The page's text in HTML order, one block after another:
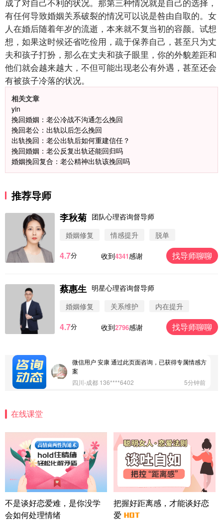
有任何导致婚姻关系破裂的情况可以说是咎由自取的。女
人在婚后随着年岁的流逝，本来就不复当初的容颜。试想
想，如果这时候还省吃俭用，疏于保养自己，甚至只为丈
夫和孩子打扮，那么在丈夫和孩子眼里，你的外貌差距和
他们就会越来越大，不但可能出现老公有外遇，甚至还会
有被孩子冷落的状况。
相关文章
yin
挽回婚姻：老公冷战不沟通怎么挽回
挽回老公：出轨以后怎么挽回
出轨挽回：老公出轨后如何重建信任？
挽回婚姻：老公反复出轨还能回归吗
婚姻挽回复合：老公精神出轨该挽回吗
推荐导师
李秋菊 团队心理咨询督导师
婚姻修复
情感提升 脱单
4.7分 收到4341感谢 找导师聊聊
蔡惠生 明星心理咨询督导师
婚姻修复
关系维护 内在提升
4.7分 收到2796感谢 找导师聊聊
微信用户 圆圈 通过此页面咨询，已获得专属情感方
微信用户 Vnno 通过此页面咨询，已获得专属情感方
案
微信用户 大太阳 通过此页面咨询，已获得专属情感
微信用户 安康 通过此页面咨询，已获得专属情感方
案
四川-成都 136****6402
5分钟前
方案
上海-浦东 177****9074
56分钟前
微信用户 Liberty 通过此页面咨询，已获得专属情感
方案
广东-广州 188****5632
12分钟前
微信用户 司马锘 通过此页面咨询，已获得专属情感
方案
湖北-武汉 135****7410
在线课堂
不是谈好恋爱难，是你没学
会如何处理情绪
把握好距离感，才能谈好恋
爱